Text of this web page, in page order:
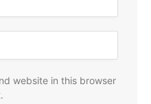
website in this browser